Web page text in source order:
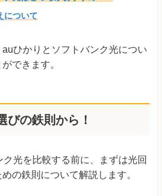
について
ひかりとソフトバンク光につい
できます。
びの鉄則から！
光を比較する前に、まずは光回
の鉄則について解説します。